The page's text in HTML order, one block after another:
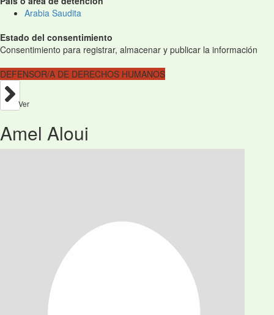
Arabia Saudita
Estado del consentimiento
Consentimiento para registrar, almacenar y publicar la información
DEFENSOR/A DE DERECHOS HUMANOS
Ver
Amel Aloui